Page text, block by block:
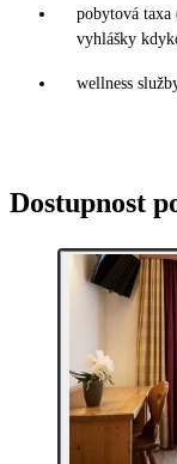
pobytová
vyhlášky
wellness
Dostupnost